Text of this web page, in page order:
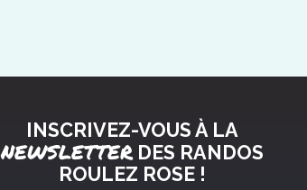
INSCRIVEZ-VOUS À LA
NEWSLETTERDES RANDOS
ROULEZ ROSE !